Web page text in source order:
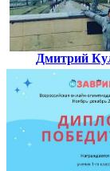
Дмитрий